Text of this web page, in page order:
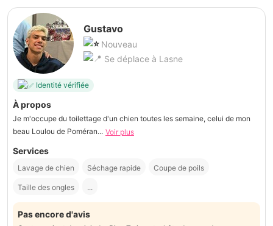
Gustavo
Nouveau
Se déplace à Lasne
Identité vérifiée
À propos
Je m'occupe du toilettage d'un chien toutes les semaine, celui de mon
beau Loulou de Poméran... Voir plus
Services
Lavage de chien Séchage rapide Coupe de poils
Taille des ongles ...
Pas encore d'avis